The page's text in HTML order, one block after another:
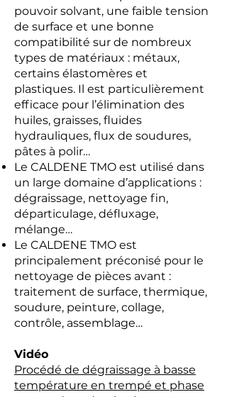
pouvoir solvant, une faible tension
de surface et une bonne
compatibilité sur de nombreux
types de matériaux : métaux,
certains élastomères et
plastiques. Il est particulièrement
efficace pour l’élimination des
huiles, graisses, fluides
hydrauliques, flux de soudures,
pâtes à polir…
Le CALDENE TMO est utilisé dans
un large domaine d’applications :
dégraissage, nettoyage fin,
départiculage, défluxage,
mélange…
Le CALDENE TMO est
principalement préconisé pour le
nettoyage de pièces avant :
traitement de surface, thermique,
soudure, peinture, collage,
contrôle, assemblage…
Vidéo
Procédé de dégraissage à basse
température en trempé et phase